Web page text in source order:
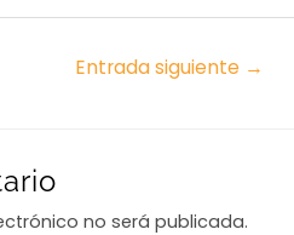
Entrada siguiente →
no será publicada.